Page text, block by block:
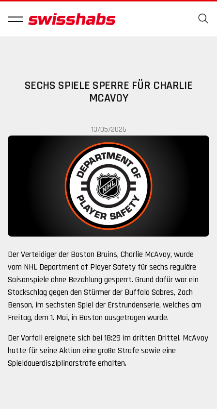
SECHS SPIELE SPERRE FÜR CHARLIE
MCAVOY
13/05/2026
Der Verteidiger der Boston Bruins, Charlie McAvoy, wurde
vom NHL Department of Player Safety für sechs reguläre
Saisonspiele ohne Bezahlung gesperrt. Grund dafür war ein
Stockschlag gegen den Stürmer der Buffalo Sabres, Zach
Benson, im sechsten Spiel der Erstrundenserie, welches am
Freitag, dem 1. Mai, in Boston ausgetragen wurde.
Der Vorfall ereignete sich bei 18:29 im dritten Drittel. McAvoy
hatte für seine Aktion eine große Strafe sowie eine
Spieldauerdisziplinarstrafe erhalten.